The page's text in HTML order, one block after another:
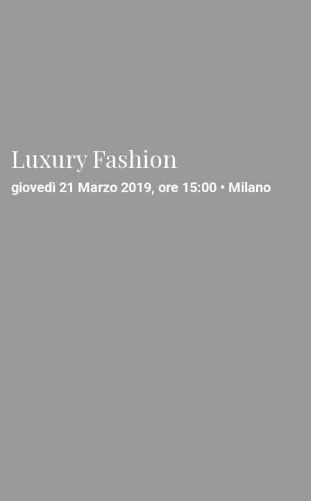
Luxury Fashion
giovedì 21 Marzo 2019, ore 15:00 • Milano